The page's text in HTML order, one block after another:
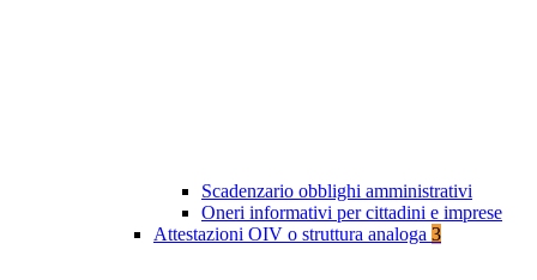
Scadenzario obblighi amministrativi
Oneri informativi per cittadini e imprese
Attestazioni OIV o struttura analoga 3